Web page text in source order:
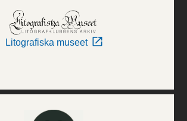
Litografiska museet